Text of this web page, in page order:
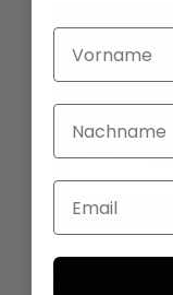
Halbschuhe von
Gasoline malto /
Vorname
Nachname
Email